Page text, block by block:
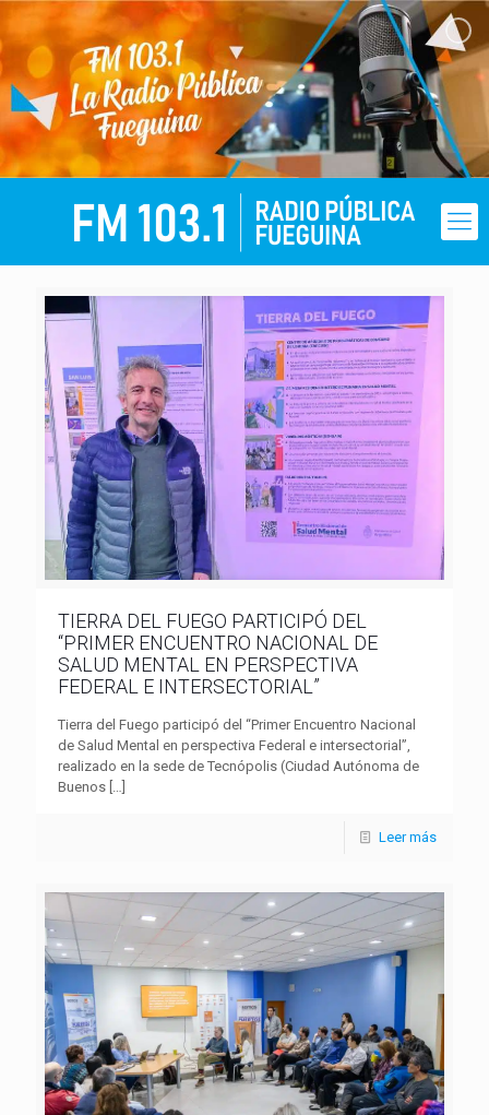
TIERRA DEL FUEGO PARTICIPÓ DEL
“PRIMER ENCUENTRO NACIONAL DE
SALUD MENTAL EN PERSPECTIVA
FEDERAL E INTERSECTORIAL”
Tierra del Fuego participó del “Primer Encuentro Nacional
de Salud Mental en perspectiva Federal e intersectorial”,
realizado en la sede de Tecnópolis (Ciudad Autónoma de
Buenos
Leer más